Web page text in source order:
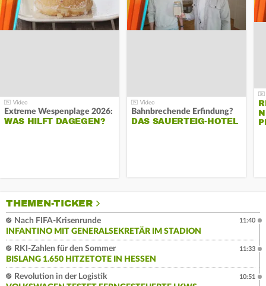
Extreme Wespenplage 2026:
WAS HILFT DAGEGEN?
Bahnbrechende Erfindung?
DAS SAUERTEIG-HOTEL
THEMEN-TICKER
Nach FIFA-Krisenrunde
INFANTINO MIT GENERALSEKRETÄR IM STADION
11:40
RKI-Zahlen für den Sommer
BISLANG 1.650 HITZETOTE IN HESSEN
11:33
Revolution in der Logistik
10:51